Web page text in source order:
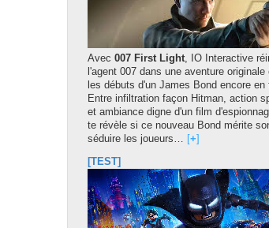
Avec 007 First Light , IO Interactive
l'agent 007 dans une aventure originale
les débuts d'un James Bond encore en
Entre infiltration façon Hitman, action
et ambiance digne d'un film
te révèle si ce nouveau Bond mérite
séduire les joueurs…
[+]
[TEST]